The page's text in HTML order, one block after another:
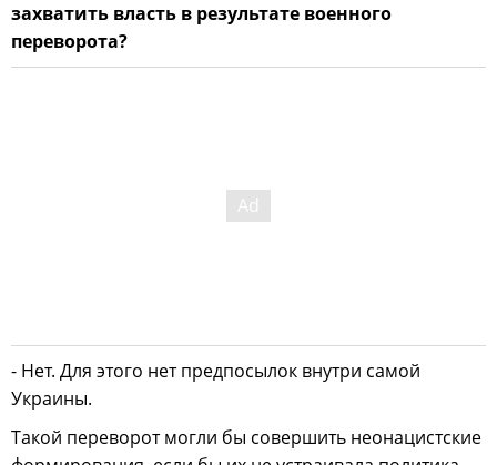
захватить власть в результате военного
переворота?
- Нет. Для этого нет предпосылок внутри самой
Украины.
Такой переворот могли бы совершить неонацистские